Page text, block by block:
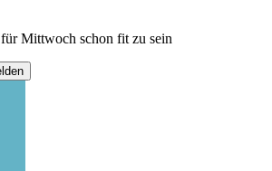
Mittwoch schon fit zu sein